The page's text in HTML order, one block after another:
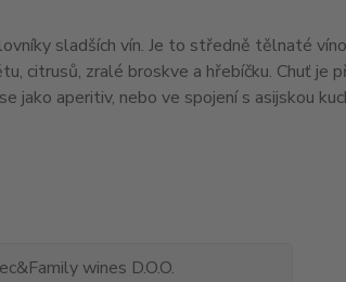
sladších vín. Je to středně tělnaté
citrusů, zralé broskve a hřebíčku. Chuť je
jako aperitiv, nebo ve spojení s asijskou
wines D.O.O.